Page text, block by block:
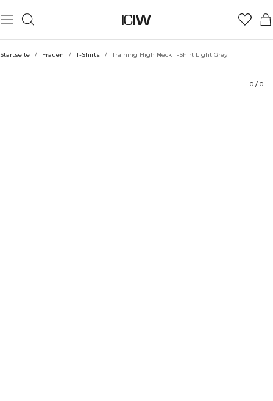
Startseite / Frauen / T-Shirts / Training High Neck T-Shirt Light Grey
0 / 0